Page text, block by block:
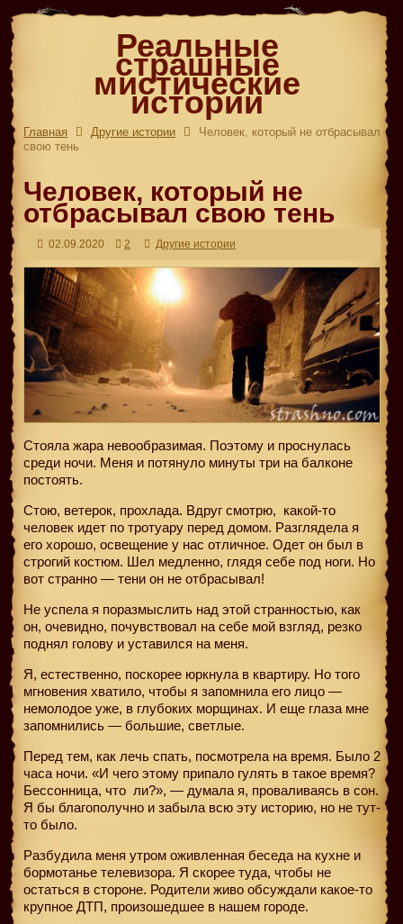
Реальные
страшные
мистические
истории
Главная Другие истории
Человек, который не отбрасывал
свою тень
Человек, который не
отбрасывал свою тень
02.09.2020 2 Другие истории
Стояла жара невообразимая. Поэтому и проснулась
среди ночи. Меня и потянуло минуты три на балконе
постоять.
Стою, ветерок, прохлада. Вдруг смотрю, какой-то
человек идет по тротуару перед домом. Разглядела я
его хорошо, освещение у нас отличное. Одет он был в
строгий костюм. Шел медленно, глядя себе под ноги. Но
вот странно — тени он не отбрасывал!
Не успела я поразмыслить над этой странностью, как
он, очевидно, почувствовал на себе мой взгляд, резко
поднял голову и уставился на меня.
Я, естественно, поскорее юркнула в квартиру. Но того
мгновения хватило, чтобы я запомнила его лицо —
немолодое уже, в глубоких морщинах. И еще глаза мне
запомнились — большие, светлые.
Перед тем, как лечь спать, посмотрела на время. Было 2
часа ночи. «И чего этому припало гулять в такое время?
Бессонница, что ли?», — думала я, проваливаясь в сон.
Я бы благополучно и забыла всю эту историю, но не тут-
то было.
Разбудила меня утром оживленная беседа на кухне и
бормотанье телевизора. Я скорее туда, чтобы не
остаться в стороне. Родители живо обсуждали какое-то
крупное ДТП, произошедшее в нашем городе.